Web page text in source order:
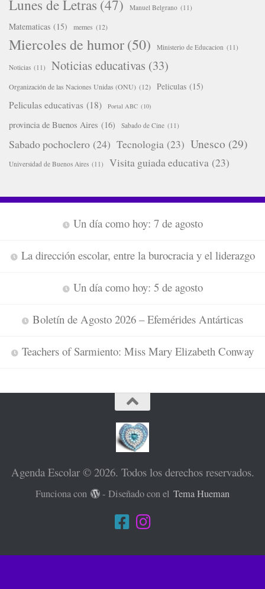
Lunes de Letras (47) Manuel Belgrano (11)
Matematicas (15) memes (12)
Miercoles de humor(50) Ministerio de Educacion (11)
Noticias (11) Noticias educativas (33)
Organización de las Naciones Unidas (ONU) (12) Peliculas (15)
Peliculas educativas (18) Portal ABC (10)
provincia de Buenos Aires (16) Sabado de Cine (11)
Sabado pochoclero (24) Tecnologia (23) Unesco (29)
Universidad de Buenos Aires (11) Visita guiada educativa (23)
Un día como hoy: 7 de agosto
La dirección escolar, entre la burocracia y el liderazgo
Un día como hoy: 5 de agosto
Boletín de Agosto 2026 – Efemérides Antárticas
Teachers of Sarmiento: Miss Mary Elizabeth Conway
Agenda Escolar © 2026. Todos los derechos reservados.
Funciona con - Diseñado con elTema Hueman